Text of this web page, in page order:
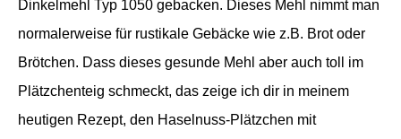
Dinkelmehl Typ 1050 gebacken. Dieses Mehl nimmt man
normalerweise für rustikale Gebäcke wie z.B. Brot oder
Brötchen. Dass dieses gesunde Mehl aber auch toll im
Plätzchenteig schmeckt, das zeige ich dir in meinem
heutigen Rezept, den Haselnuss-Plätzchen mit